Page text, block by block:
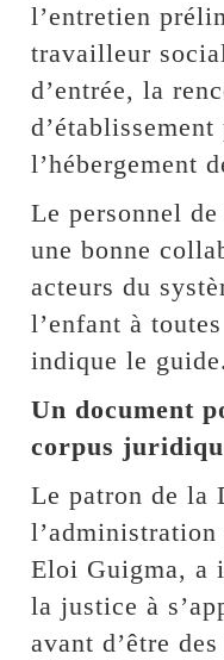
l’entretien
travailleur
d’entrée, la
l’hébergement
Le personnel
une bonne
acteurs du
l’enfant à
indique le guide.
Un document
corpus
Le patron de la
Eloi Guigma, a
la justice à
avant d’être